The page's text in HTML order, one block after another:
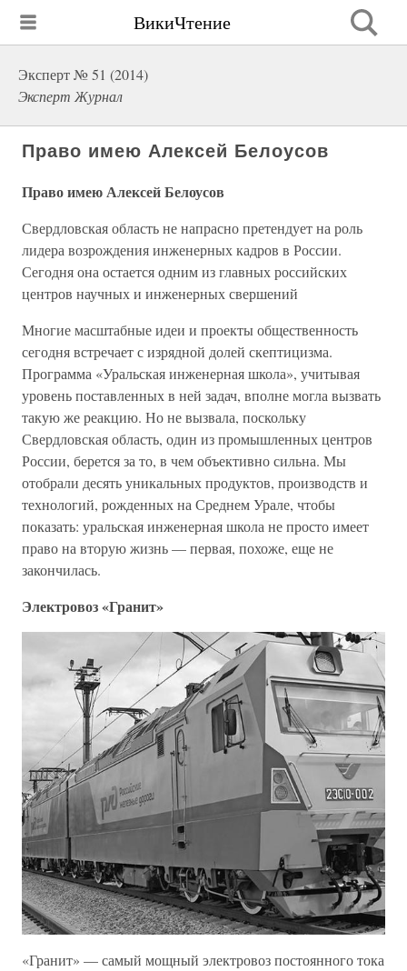
ВикиЧтение
Эксперт № 51 (2014)
Эксперт Журнал
Право имею Алексей Белоусов
Право имею Алексей Белоусов
Свердловская область не напрасно претендует на роль
лидера возрождения инженерных кадров в России.
Сегодня она остается одним из главных российских
центров научных и инженерных свершений
Многие масштабные идеи и проекты общественность
сегодня встречает с изрядной долей скептицизма.
Программа «Уральская инженерная школа», учитывая
уровень поставленных в ней задач, вполне могла вызвать
такую же реакцию. Но не вызвала, поскольку
Свердловская область, один из промышленных центров
России, берется за то, в чем объективно сильна. Мы
отобрали десять уникальных продуктов, производств и
технологий, рожденных на Среднем Урале, чтобы
показать: уральская инженерная школа не просто имеет
право на вторую жизнь — первая, похоже, еще не
закончилась.
Электровоз «Гранит»
«Гранит» — самый мощный электровоз постоянного тока